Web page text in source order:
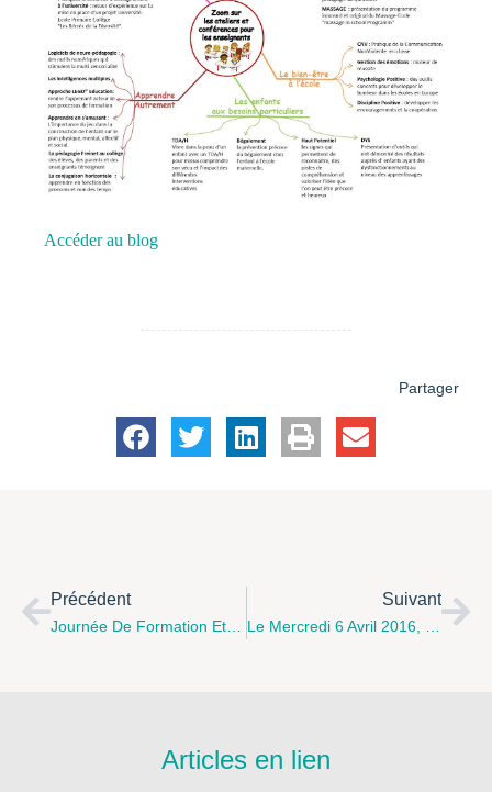
Accéder au blog
Partager
Précédent Suivant
Articles en lien